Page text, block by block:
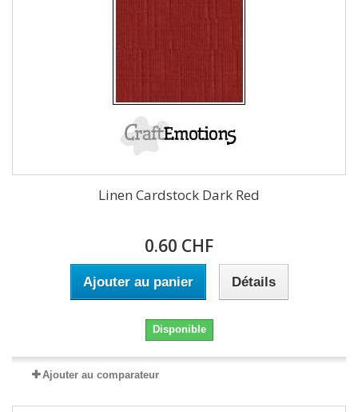
Linen Cardstock Dark Red
0.60 CHF
Ajouter au panier Détails
Disponible
Ajouter au comparateur